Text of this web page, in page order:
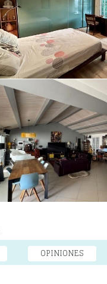
OPINIONES